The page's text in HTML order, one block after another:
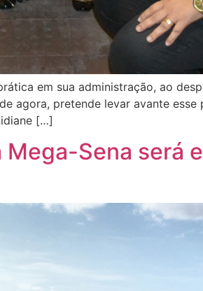
em sua administração, ao
agora, pretende levar avante
[…]
Sena será